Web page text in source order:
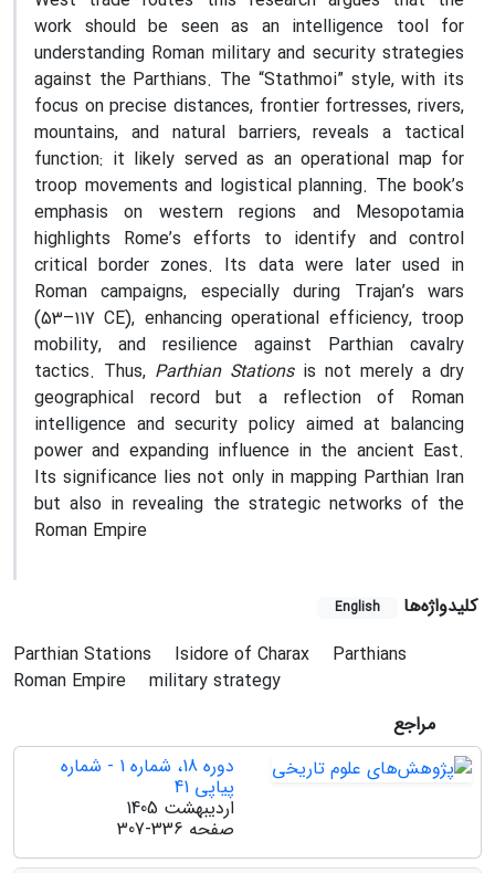
work should be seen as an intelligence tool for
understanding Roman military and security strategies
against the Parthians. The “Stathmoi” style, with its
focus on precise distances, frontier fortresses, rivers,
mountains, and natural barriers, reveals a tactical
function: it likely served as an operational map for
troop movements and logistical planning. The book’s
emphasis on western regions and Mesopotamia
highlights Rome’s efforts to identify and control
critical border zones. Its data were later used in
Roman campaigns, especially during Trajan’s wars
(53–117 CE), enhancing operational efficiency, troop
mobility, and resilience against Parthian cavalry
tactics. Thus, Parthian Stationsis not merely a dry
geographical record but a reflection of Roman
intelligence and security policy aimed at balancing
power and expanding influence in the ancient East.
Its significance lies not only in mapping Parthian Iran
but also in revealing the strategic networks of the
Roman Empire
کلیدواژه‌ها English
Parthian Stations Isidore of Charax
Parthians
Roman Empire
military strategy
مراجع
دوره 18، شماره 1 - شماره
پیاپی 41
اردیبهشت 1405
صفحه 307-336